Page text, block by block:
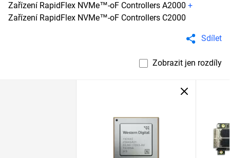
Zařízení RapidFlex NVMe™-oF Controllers A2000 +
Zařízení RapidFlex NVMe™-oF Controllers C2000
Sdílet
Zobrazit jen rozdíly